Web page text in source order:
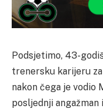
Podsjetimo, 43-
trenersku karijeru
nakon čega je vodio
posljednji angažman